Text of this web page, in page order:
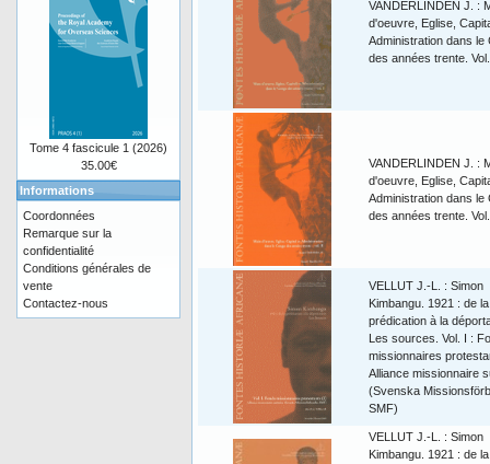
VANDERLINDEN J. :
d'oeuvre, Eglise,
Administration dans le
des années trente.
VANDERLINDEN J. :
d'oeuvre, Eglise,
Administration dans le
des années trente.
VELLUT J.-L. : Simon
Kimbangu. 1921 : de la
prédication à la
Les sources. Vol. I :
missionnaires
Alliance missionnaire
(Svenska
SMF)
VELLUT J.-L. : Simon
Kimbangu. 1921 : de la
Tome 4 fascicule 1 (2026)
35.00€
Informations
Coordonnées
Remarque sur la
confidentialité
Conditions générales de
vente
Contactez-nous